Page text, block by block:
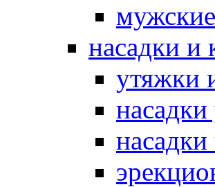
мужские
насадки и
утяжки